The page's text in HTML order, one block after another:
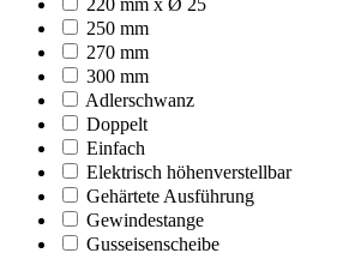
250 mm
270 mm
300 mm
Adlerschwanz
Doppelt
Einfach
Elektrisch höhenverstellbar
Gehärtete Ausführung
Gewindestange
Gusseisenscheibe